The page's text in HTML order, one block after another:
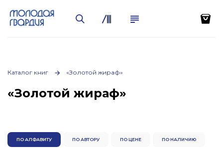
Каталог книг «Золотой жираф»
«Золотой жираф»
ПО АЛФАВИТУ ПО АВТОРУ ПО ЦЕНЕ ПО НАЛИЧИЮ